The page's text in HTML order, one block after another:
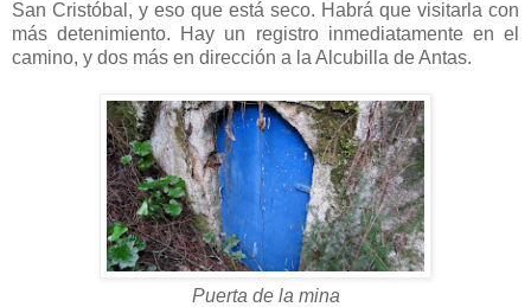
San Cristóbal, y eso que está seco. Habrá que visitarla con
más detenimiento. Hay un registro inmediatamente en el
camino, y dos más en dirección a la Alcubilla de Antas.
Puerta de la mina